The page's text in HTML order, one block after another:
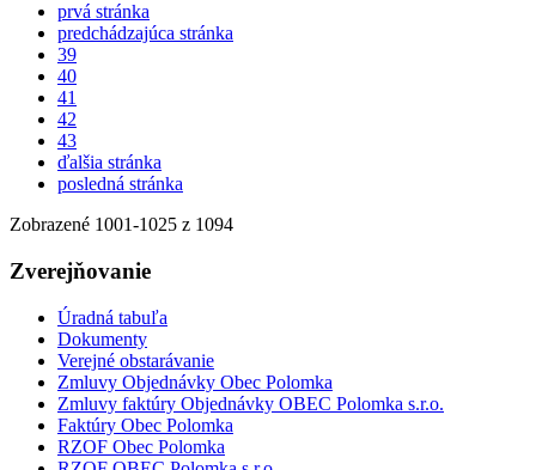
prvá stránka
predchádzajúca stránka
39
40
41
42
43
ďalšia stránka
posledná stránka
Zobrazené 1001-1025 z 1094
Zverejňovanie
Úradná tabuľa
Dokumenty
Verejné obstarávanie
Zmluvy Objednávky Obec Polomka
Zmluvy faktúry Objednávky OBEC Polomka s.r.o.
Faktúry Obec Polomka
RZOF Obec Polomka